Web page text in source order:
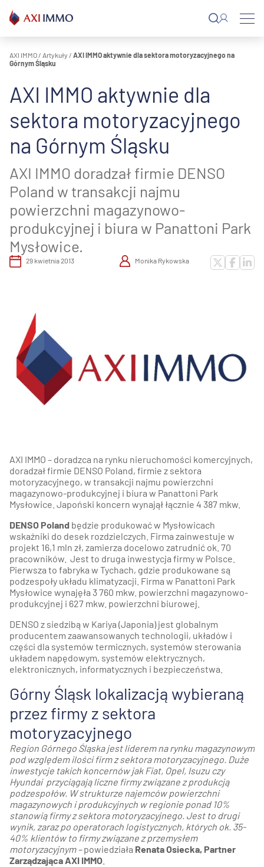
do
treści
AXI IMMO / Artykuły / AXI IMMO aktywnie dla sektora motoryzacyjnego na
Górnym Śląsku
AXI IMMO aktywnie dla
sektora motoryzacyjnego
na Górnym Śląsku
AXI IMMO doradzał firmie DENSO
Poland w transakcji najmu
powierzchni magazynowo-
produkcyjnej i biura w Panattoni Park
Mysłowice.
29 kwietnia 2013 Monika Rykowska
AXI IMMO – doradzca na rynku nieruchomości komercyjnych,
doradzał firmie DENSO Poland, firmie z sektora
motoryzacyjnego, w transakcji najmu powierzchni
magazynowo-produkcyjnej i biura w Panattoni Park
Mysłowice. Japoński koncern wynajął łącznie 4 387 mkw.
DENSO Poland będzie produkować w Mysłowicach
wskaźniki do desek rozdzielczych. Firma zainwestuje w
projekt 16,1 mln zł, zamierza docelowo zatrudnić ok. 70
pracowników. Jest to druga inwestycja firmy w Polsce.
Pierwsza to fabryka w Tychach, gdzie produkowane są
podzespoły układu klimatyzacji. Firma w Panattoni Park
Mysłowice wynajęła 3 760 mkw. powierzchni magazynowo-
produkcyjnej i 627 mkw. powierzchni biurowej.
DENSO z siedzibą w Kariya (Japonia) jest globalnym
producentem zaawansowanych technologii, układów i
części dla systemów termicznych, systemów sterowania
układem napędowym, systemów elektrycznych,
elektronicznych, informatycznych i bezpieczeństwa.
Górny Śląsk lokalizacją wybieraną
przez firmy z sektora
motoryzacyjnego
Region Górnego Śląska jest liderem na rynku magazynowym
pod względem ilości firm z sektora motoryzacyjnego. Duże
inwestycje takich koncernów jak Fiat, Opel, Isuzu czy
Hyundai przyciągają liczne firmy związane z produkcją
podzespołów. W strukturze najemców powierzchni
magazynowych i produkcyjnych w regionie ponad 10%
stanowią firmy z sektora motoryzacyjnego. Jest to drugi
wynik, zaraz po operatorach logistycznych, których ok. 35-
40% klientów to firmy związane z przemysłem
motoryzacyjnym –powiedziała Renata Osiecka, Partner
Zarządzająca AXI IMMO